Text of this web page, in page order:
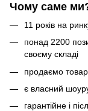
Чому саме
11 років на
понад 2200
своєму складі
продаємо
є власний
гарантійне і